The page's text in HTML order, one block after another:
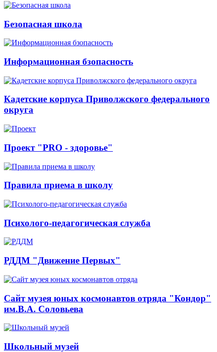
Безопасная школа
Информационная бзопасность
Кадетские корпуса Приволжского федерального
округа
Проект "PRO - здоровье"
Правила приема в школу
Психолого-педагогическая служба
РДДМ "Движение Первых"
Сайт музея юных космонавтов отряда "Кондор"
им.В.А. Соловьева
Школьный музей